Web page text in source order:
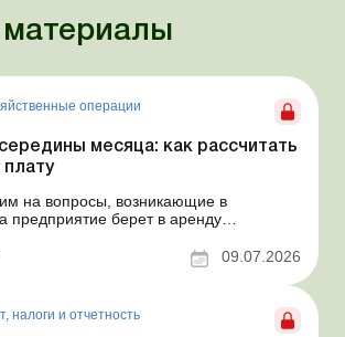
операции
месяца: как рассчитать
на вопросы, возникающие в
предприятие берет в аренду
середины месяца. Предприятие
автомобиль с 15.07.2026.
договора арендная плата
грн в месяц. Возн...
09.07.2026
налоги и отчетность